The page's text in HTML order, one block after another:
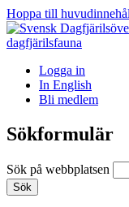
Hoppa till
Logga in
In English
Bli medlem
Sökformulär
Sök på webbplatsen